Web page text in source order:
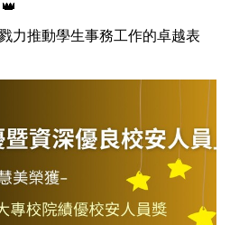
力推動學生事務工作的卓越表